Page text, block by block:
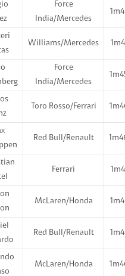
Force
India/Mercedes
Williams/Mercedes
Force
India/Mercedes
Toro Rosso/Ferrari
Red Bull/Renault
Ferrari
McLaren/Honda
Red Bull/Renault
McLaren/Honda